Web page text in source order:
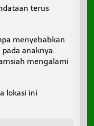
terus
menyebabkan
anaknya.
mengalami
lokasi ini